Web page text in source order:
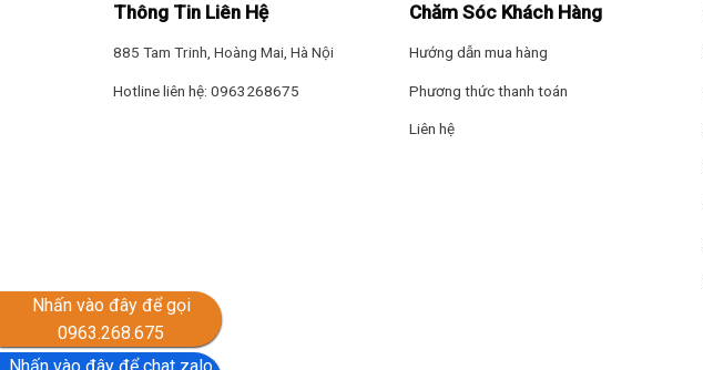
Nhấn vào đây để gọi
0963.268.675
Thông Tin Liên Hệ
885 Tam Trinh, Hoàng Mai, Hà Nội
Hotline liên hệ: 0963268675
Chăm Sóc Khách Hàng
Hướng dẫn mua hàng
Phương thức thanh toán
Liên hệ